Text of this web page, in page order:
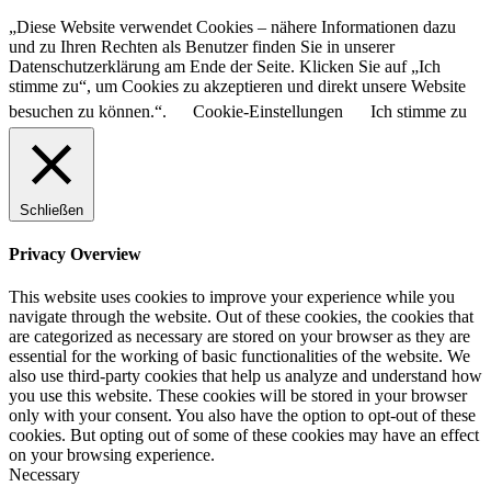
„Diese Website verwendet Cookies – nähere Informationen dazu
und zu Ihren Rechten als Benutzer finden Sie in unserer
Datenschutzerklärung am Ende der Seite. Klicken Sie auf „Ich
stimme zu“, um Cookies zu akzeptieren und direkt unsere Website
besuchen zu können.“.
Cookie-Einstellungen Ich stimme zu
Schließen
Privacy Overview
This website uses cookies to improve your experience while you
navigate through the website. Out of these cookies, the cookies that
are categorized as necessary are stored on your browser as they are
essential for the working of basic functionalities of the website. We
also use third-party cookies that help us analyze and understand how
you use this website. These cookies will be stored in your browser
only with your consent. You also have the option to opt-out of these
cookies. But opting out of some of these cookies may have an effect
on your browsing experience.
Necessary